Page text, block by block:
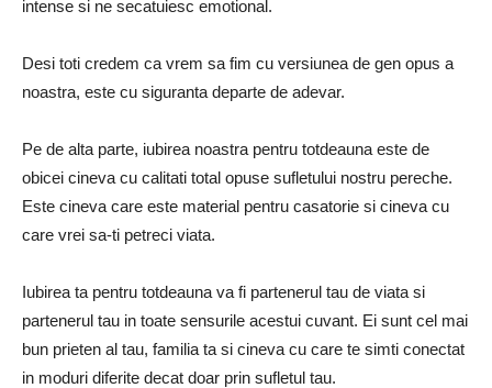
intense si ne secatuiesc emotional.
Desi toti credem ca vrem sa fim cu versiunea de gen opus a
noastra, este cu siguranta departe de adevar.
Pe de alta parte, iubirea noastra pentru totdeauna este de
obicei cineva cu calitati total opuse sufletului nostru pereche.
Este cineva care este material pentru casatorie si cineva cu
care vrei sa-ti petreci viata.
Iubirea ta pentru totdeauna va fi partenerul tau de viata si
partenerul tau in toate sensurile acestui cuvant. Ei sunt cel mai
bun prieten al tau, familia ta si cineva cu care te simti conectat
in moduri diferite decat doar prin sufletul tau.